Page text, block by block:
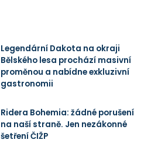
Legendární Dakota na okraji
Bělského lesa prochází masivní
proměnou a nabídne exkluzivní
gastronomii
Ridera Bohemia: žádné porušení
na naší straně. Jen nezákonné
šetření ČIŽP